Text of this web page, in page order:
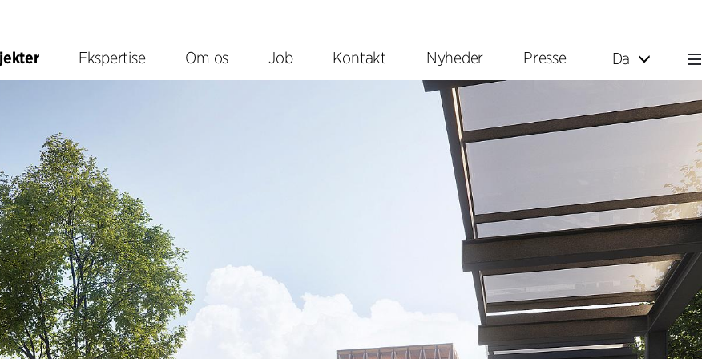
Ekspertise Om os Job Kontakt Nyheder Presse Da